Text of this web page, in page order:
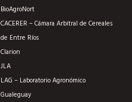
BioAgroNort
CACERER – Cámara Arbitral de Cereales
de Entre Ríos
Clarion
JLA
LAG – Laboratorio Agronómico
Gualeguay